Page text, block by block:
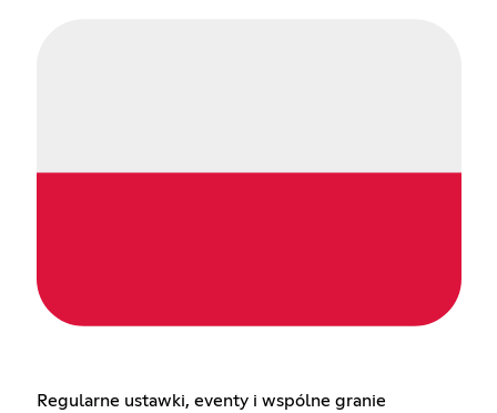
Regularne ustawki, eventy i wspólne granie